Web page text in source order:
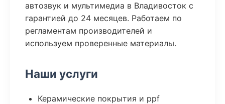
автозвук и мультимедиа в Владивосток с
гарантией до 24 месяцев. Работаем по
регламентам производителей и
используем проверенные материалы.
Наши услуги
Керамические покрытия и ppf